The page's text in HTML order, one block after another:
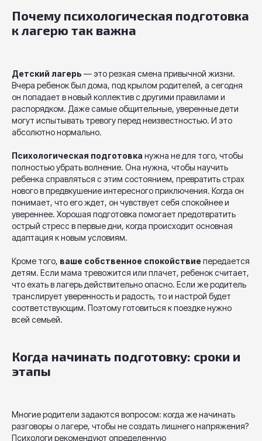
Почему психологическая подготовка
к лагерю так важна
Детский лагерь — это резкая смена привычной жизни.
Вчера ребенок был дома, под крылом родителей, а сегодня
он попадает в новый коллектив с другими правилами и
распорядком. Даже самые общительные, уверенные дети
могут испытывать тревогу перед неизвестностью. И это
абсолютно нормально.
Психологическая подготовка нужна не для того, чтобы
полностью убрать волнение. Она нужна, чтобы научить
ребенка справляться с этим состоянием, превратить страх
нового в предвкушение интересного приключения. Когда он
понимает, что его ждет, он чувствует себя спокойнее и
увереннее. Хорошая подготовка помогает предотвратить
острый стресс в первые дни, когда происходит основная
адаптация к новым условиям.
Кроме того, ваше собственное спокойствие передается
детям. Если мама тревожится или плачет, ребенок считает,
что ехать в лагерь действительно опасно. Если же родитель
транслирует уверенность и радость, то и настрой будет
соответствующим. Поэтому готовиться к поездке нужно
всей семьей.
Когда начинать подготовку: сроки и
этапы
Многие родители задаются вопросом: когда же начинать
разговоры о лагере, чтобы не создать лишнего напряжения?
Психологи рекомендуют определенную